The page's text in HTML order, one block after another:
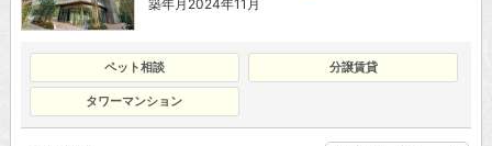
築年月2024年11月
ペット相談 分譲賃貸
タワーマンション